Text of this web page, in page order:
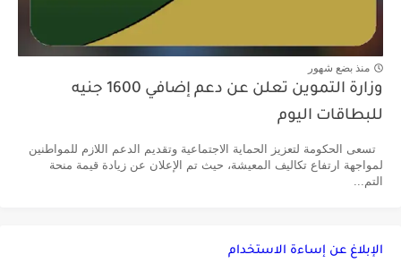
منذ بضع شهور
وزارة التموين تعلن عن دعم إضافي 1600 جنيه
للبطاقات اليوم
تسعى الحكومة لتعزيز الحماية الاجتماعية وتقديم الدعم اللازم للمواطنين
لمواجهة ارتفاع تكاليف المعيشة، حيث تم الإعلان عن زيادة قيمة منحة
التم...
الإبلاغ عن إساءة الاستخدام